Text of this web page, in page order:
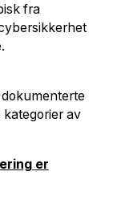
fra
kategorier av
er